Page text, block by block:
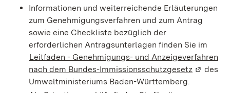
Informationen und weiterreichende Erläuterungen
zum Genehmigungsverfahren und zum Antrag
sowie eine Checkliste bezüglich der
erforderlichen Antragsunterlagen finden Sie im
Leitfaden - Genehmigungs- und Anzeigeverfahren
nach dem Bundes-Immissionsschutzgesetz (Wird in
des
Umweltministeriums Baden-Württemberg.